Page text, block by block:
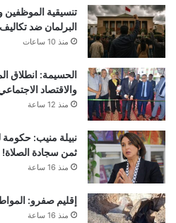
تنسيقية الموظفين
البرلمان ضد
منذ 10 ساعات
الحسيمة: انطلاق
والاقتصاد
منذ 12 ساعة
نبيلة منيب:
ثمن سجادة الصلاة!
منذ 16 ساعة
إقليم صفرو:
منذ 16 ساعة